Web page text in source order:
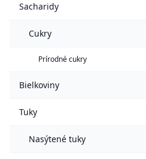
Sacharidy
Cukry
Prírodné cukry
Bielkoviny
Tuky
Nasýtené tuky